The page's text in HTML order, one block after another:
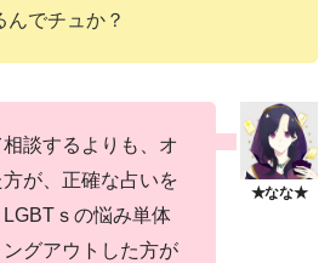
んでチュか？
談するよりも、オ
が、正確な占いを
ｓの悩み単体
グアウトした方が